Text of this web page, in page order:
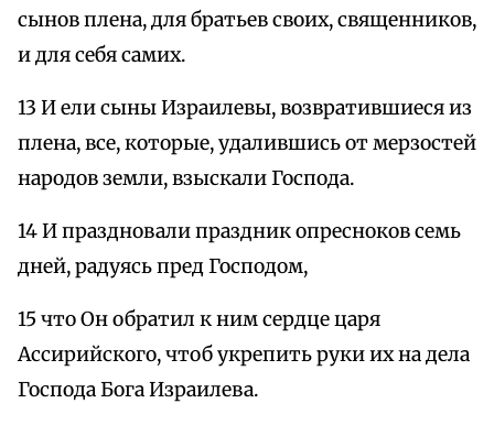
сынов плена, для братьев своих, священников,
и для себя самих.
13 И ели сыны Израилевы, возвратившиеся из
плена, все, которые, удалившись от мерзостей
народов земли, взыскали Господа.
14 И праздновали праздник опресноков семь
дней, радуясь пред Господом,
15 что Он обратил к ним сердце царя
Ассирийского, чтоб укрепить руки их на дела
Господа Бога Израилева.